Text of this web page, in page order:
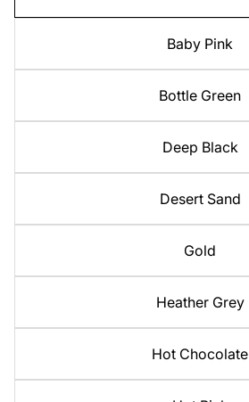
Baby Pink
Bottle Green
Deep Black
Desert Sand
Gold
Heather Grey
Hot Chocolate